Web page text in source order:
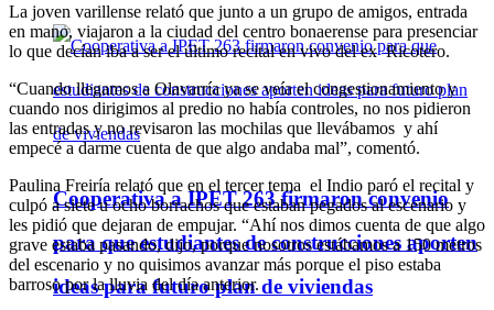
Cooperativa a IPET 263 firmaron convenio
para que estudiantes de construcciones aporten
ideas para futuro plan de viviendas
La joven varillense relató que junto a un grupo de amigos, entrada
en mano, viajaron a la ciudad del centro bonaerense para presenciar
lo que decían iba a ser el último recital en vivo del ex Ricotero.
“Cuando llegamos a Olavarría ya se veía el congestionamiento y
cuando nos dirigimos al predio no había controles, no nos pidieron
las entradas y no revisaron las mochilas que llevábamos y ahí
empecé a darme cuenta de que algo andaba mal”, comentó.
Paulina Freiría relató que en el tercer tema el Indio paró el recital y
culpó a siete u ocho borrachos que estaban pegados al escenario y
les pidió que dejaran de empujar. “Ahí nos dimos cuenta de que algo
grave estaba pasando, dijo, porque nosotros estábamos a 150 metros
del escenario y no quisimos avanzar más porque el piso estaba
barroso por la lluvia del día anterior.